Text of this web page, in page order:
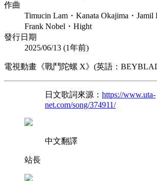
作曲
Timucin Lam・Kanata Okajima・Jamil
Frank Nobel・Hight
發行日期
2025/06/13 (1年前)
電視動畫《戰鬥陀螺 X》(英語：
日文歌詞來源： https://www.uta-
net.com/song/374911/
中文翻譯
站長